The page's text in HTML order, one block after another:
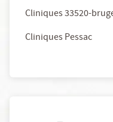
Cliniques 33520-
Cliniques Pessac